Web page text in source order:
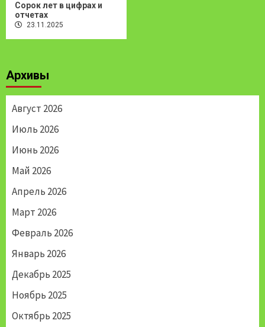
Сорок лет в цифрах и
отчетах
23.11.2025
Архивы
Август 2026
Июль 2026
Июнь 2026
Май 2026
Апрель 2026
Март 2026
Февраль 2026
Январь 2026
Декабрь 2025
Ноябрь 2025
Октябрь 2025